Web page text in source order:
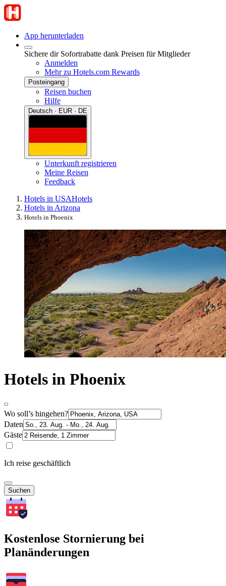
App herunterladen
Sichere dir Sofortrabatte dank Preisen für Mitglieder
Anmelden
Mehr zu Hotels.com Rewards
Posteingang
Reisen buchen
Hilfe
Deutsch · EUR · DE
Unterkunft registrieren
Meine Reisen
Feedback
Hotels in USAHotels
Hotels in Arizona
Hotels in Phoenix
Hotels in Phoenix
Wo soll’s hingehen?
Daten
Gäste
Ich reise geschäftlich
Suchen
Kostenlose Stornierung bei
Planänderungen